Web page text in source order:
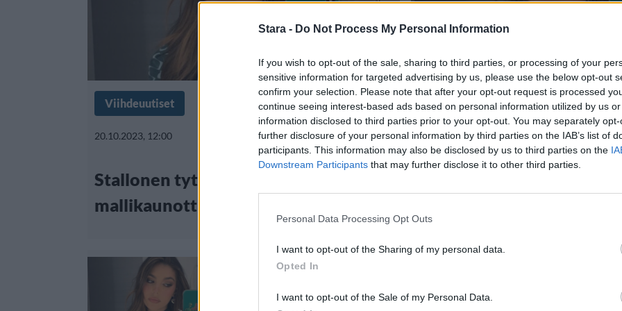
Stara - Do Not Process My Personal Information
If you wish to opt-out of the sale, sharing to third parties, or processing of your
sensitive information for targeted advertising by us, please use the below opt-out
confirm your selection. Please note that after your opt-out request is processed
continue seeing interest-based ads based on personal information utilized by us
information disclosed to third parties prior to your opt-out. You may separately
further disclosure of your personal information by third parties on the IAB’s list of
participants. This information may also be disclosed by us to third parties on the
Downstream Participants that may further disclose it to other third parties.
Personal Data Processing Opt Outs
I want to opt-out of the Sharing of my personal data.
Opted In
I want to opt-out of the Sale of my Personal Data.
Viihdeuutiset
20.10.2023, 12:00
Stallonen tyttäret kuin
mallikaunottaria
Viihdeuutiset
28.9.2020, 10:40